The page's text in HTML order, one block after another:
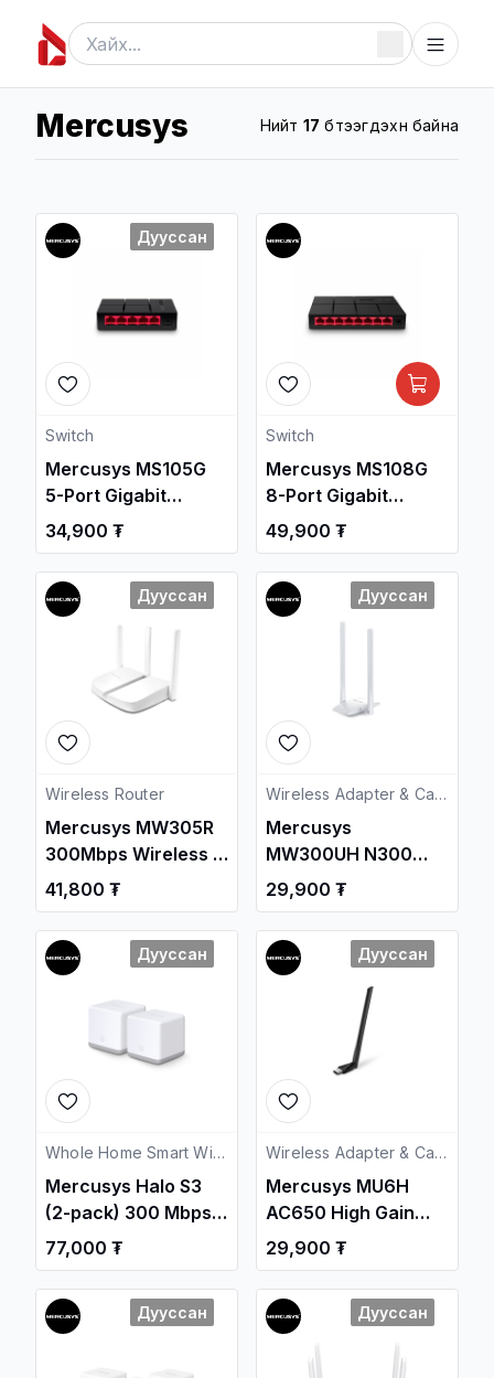
Mercusys Нийт 17 бүтээгдэхүүн байна
Дууссан
Switch
Mercusys MS105G
5-Port Gigabit
Desktop Switch /
Свич салаалагч ,
Сүлжээний
Төхөөрөмж /
34,900 ₮
Switch
Mercusys MS108G
8-Port Gigabit
Desktop Switch /
Свич салаалагч ,
Сүлжээний
Төхөөрөмж /
49,900 ₮
Дууссан
Wireless Router
Mercusys MW305R
300Mbps Wireless N
Router / Свич
салаалагч ,
Сүлжээний
Төхөөрөмж /
41,800 ₮
Дууссан
Wireless Adapter & Cards
Mercusys
MW300UH N300
Wireless USB
Adapter
29,900 ₮
Дууссан
Whole Home Smart Wi-Fi
Mercusys Halo S3
(2-pack) 300 Mbps
Whole Home Mesh
Wi-Fi System
77,000 ₮
Дууссан
Wireless Adapter & Cards
Mercusys MU6H
AC650 High Gain
Wireless Dual-Band
USB Adapter
29,900 ₮
Дууссан Дууссан